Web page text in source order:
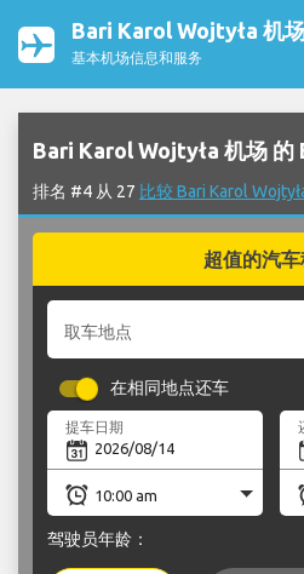
Bari Karol Wojtyła 机
基本机场信息和服务
Bari Karol Wojtyła 机场 的
排名 #4 从 27 比较 Bari Karol
超值的汽
取车地点
在相同地点还车
提车日期
驾驶员年龄：